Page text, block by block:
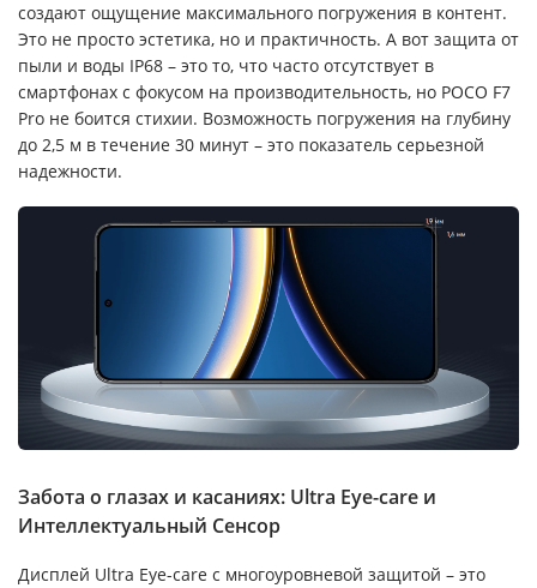
создают ощущение максимального погружения в контент.
Это не просто эстетика, но и практичность. А вот защита от
пыли и воды IP68 – это то, что часто отсутствует в
смартфонах с фокусом на производительность, но POCO F7
Pro не боится стихии. Возможность погружения на глубину
до 2,5 м в течение 30 минут – это показатель серьезной
надежности.
Забота о глазах и касаниях: Ultra Eye-care и
Интеллектуальный Сенсор
Дисплей Ultra Eye-care с многоуровневой защитой – это